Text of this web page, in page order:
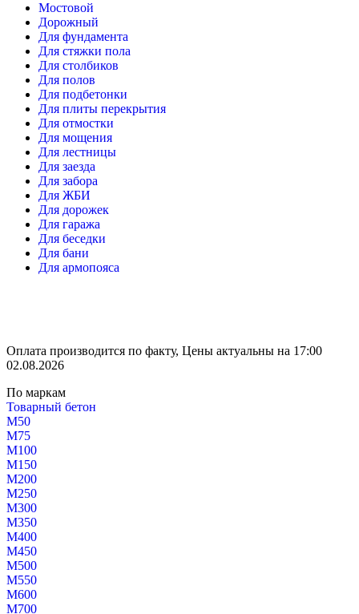
Мостовой
Дорожный
Для фундамента
Для стяжки пола
Для столбиков
Для полов
Для подбетонки
Для плиты перекрытия
Для отмостки
Для мощения
Для лестницы
Для заезда
Для забора
Для ЖБИ
Для дорожек
Для гаража
Для беседки
Для бани
Для армопояса
Оплата производится по факту, Цены актуальны на 17:00
02.08.2026
По маркам
Товарный бетон
М50
М75
М100
М150
М200
М250
М300
М350
М400
М450
М500
М550
М600
М700